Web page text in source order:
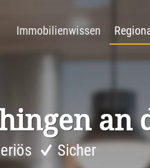
Immobilienwissen
an
Sicher